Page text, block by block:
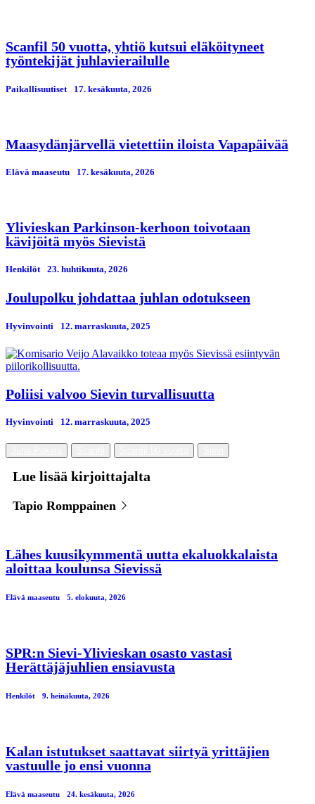
Scanfil 50 vuotta, yhtiö kutsui eläköityneet
työntekijät juhlavierailulle
Paikallisuutiset 17. kesäkuuta, 2026
Maasydänjärvellä vietettiin iloista Vapapäivää
Elävä maaseutu 17. kesäkuuta, 2026
Ylivieskan Parkinson-kerhoon toivotaan
kävijöitä myös Sievistä
Henkilöt 23. huhtikuuta, 2026
Joulupolku johdattaa juhlan odotukseen
Hyvinvointi 12. marraskuuta, 2025
Poliisi valvoo Sievin turvallisuutta
Hyvinvointi 12. marraskuuta, 2025
Lue lisää kirjoittajalta
Tapio Romppainen
Lähes kuusikymmentä uutta ekaluokkalaista
aloittaa koulunsa Sievissä
Elävä maaseutu 5. elokuuta, 2026
SPR:n Sievi-Ylivieskan osasto vastasi
Herättäjäjuhlien ensiavusta
Henkilöt 9. heinäkuuta, 2026
Kalan istutukset saattavat siirtyä yrittäjien
vastuulle jo ensi vuonna
Elävä maaseutu 24. kesäkuuta, 2026